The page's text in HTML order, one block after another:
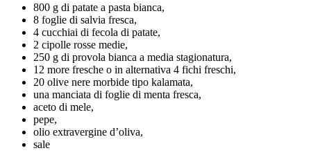
800 g di patate a pasta bianca,
8 foglie di salvia fresca,
4 cucchiai di fecola di patate,
2 cipolle rosse medie,
250 g di provola bianca a media stagionatura,
12 more fresche o in alternativa 4 fichi freschi,
20 olive nere morbide tipo kalamata,
una manciata di foglie di menta fresca,
aceto di mele,
pepe,
olio extravergine d’oliva,
sale